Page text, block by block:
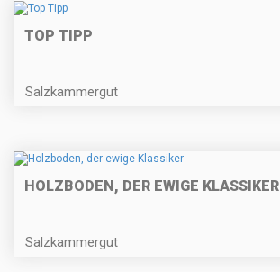
TOP TIPP
Salzkammergut
HOLZBODEN, DER EWIGE KLASSIKER
Salzkammergut